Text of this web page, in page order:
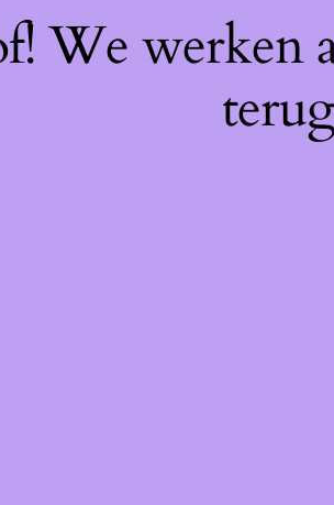
We werken